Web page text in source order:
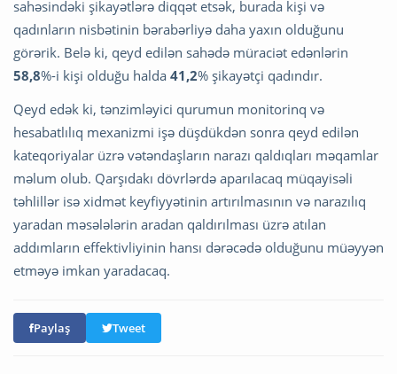
sahəsindəki şikayətlərə diqqət etsək, burada kişi və
qadınların nisbətinin bərabərliyə daha yaxın olduğunu
görərik. Belə ki, qeyd edilən sahədə müraciət edənlərin
58,8%-i kişi olduğu halda 41,2% şikayətçi qadındır.
Qeyd edək ki, tənzimləyici qurumun monitorinq və
hesabatlılıq mexanizmi işə düşdükdən sonra qeyd edilən
kateqoriyalar üzrə vətəndaşların narazı qaldıqları məqamlar
məlum olub. Qarşıdakı dövrlərdə aparılacaq müqayisəli
təhlillər isə xidmət keyfiyyətinin artırılmasının və narazılıq
yaradan məsələlərin aradan qaldırılması üzrə atılan
addımların effektivliyinin hansı dərəcədə olduğunu müəyyən
etməyə imkan yaradacaq.
Paylaş Tweet